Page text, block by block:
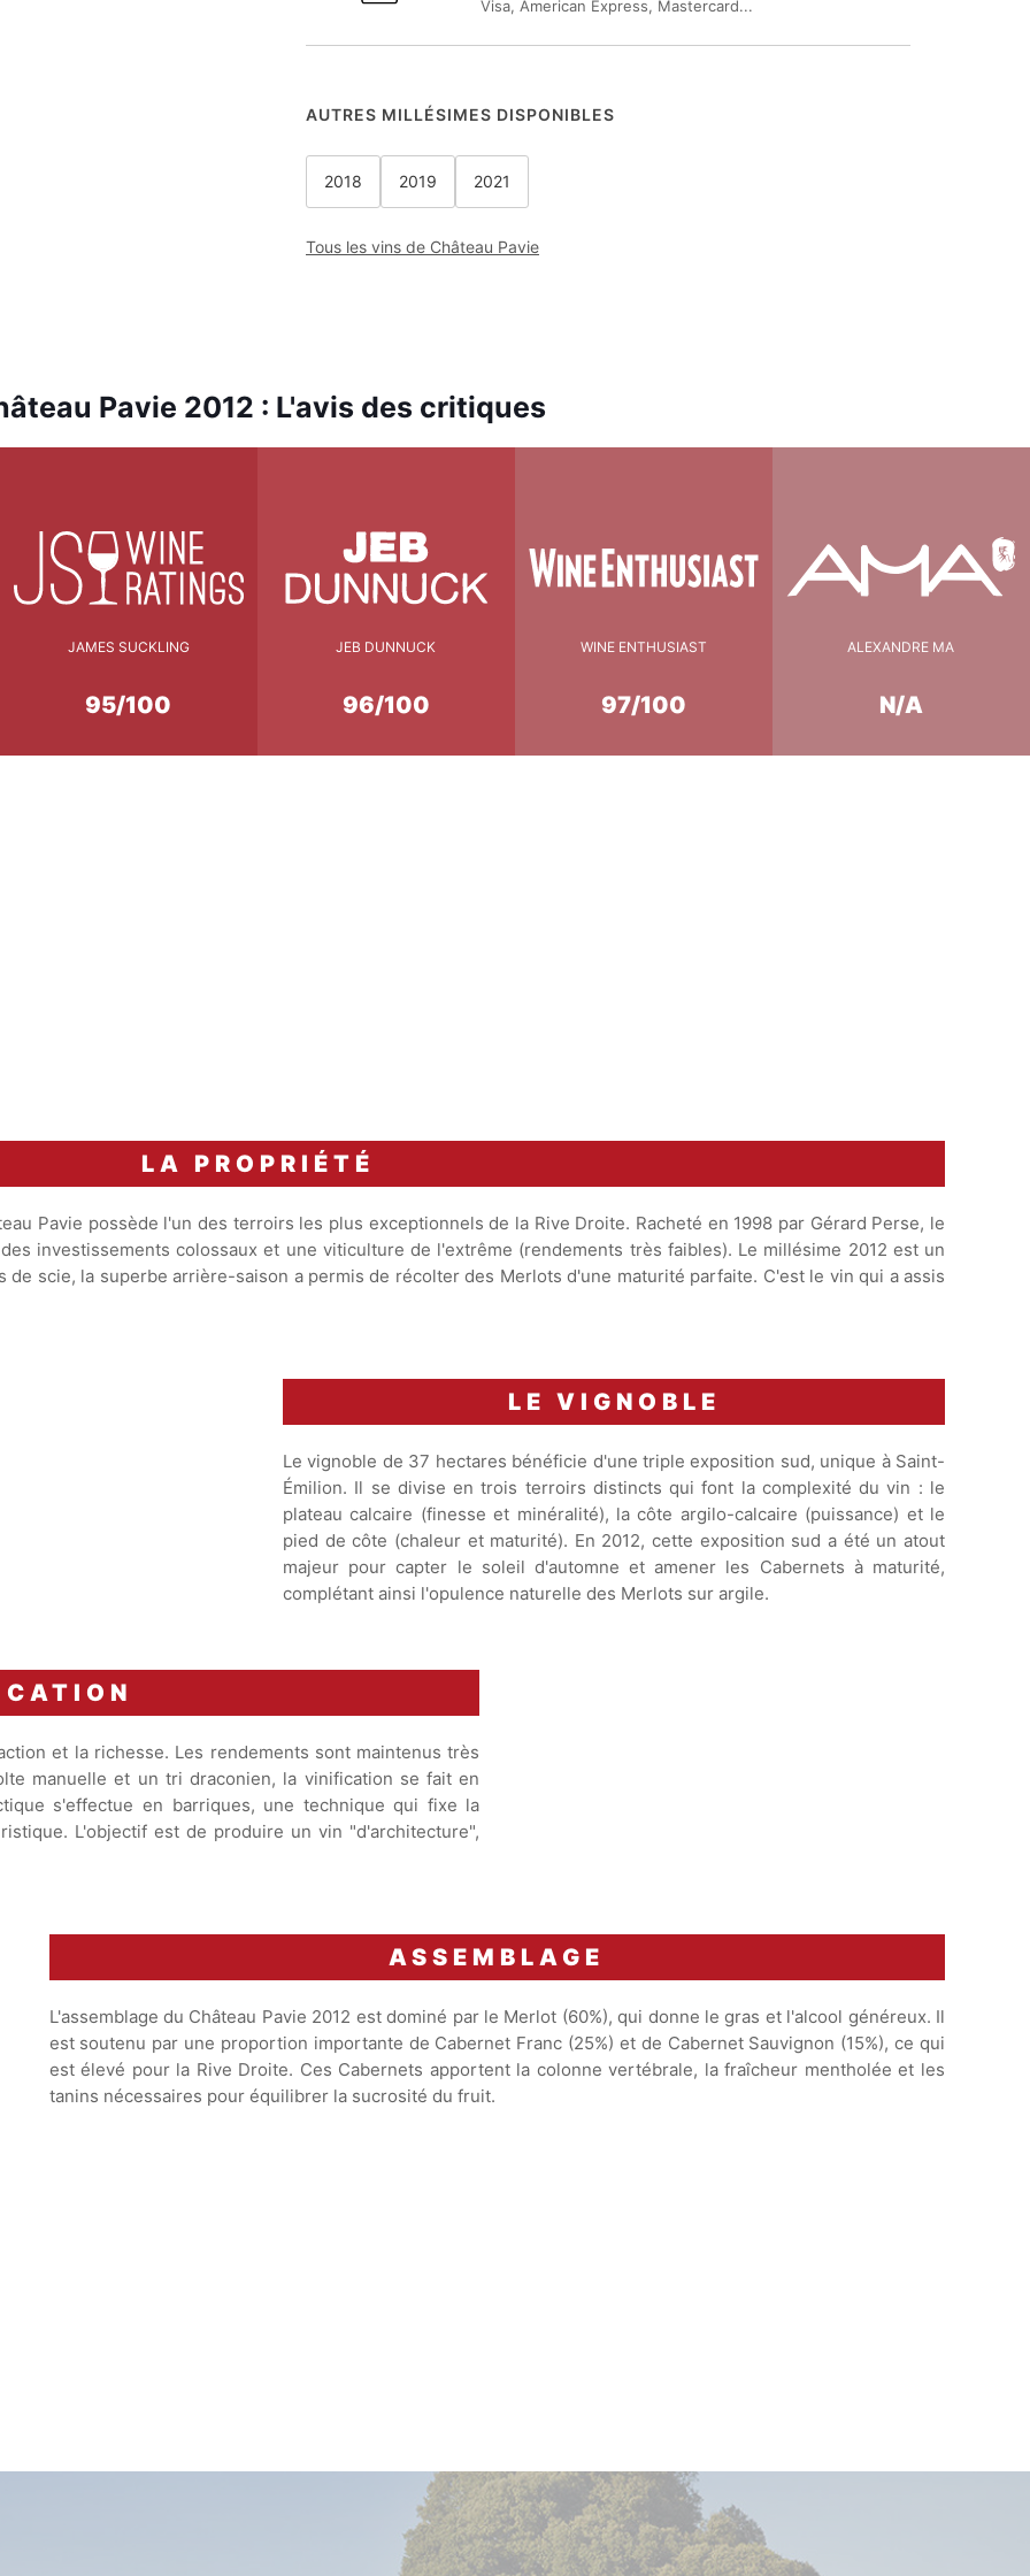
Visa, American Express, Mastercard...
AUTRES MILLÉSIMES DISPONIBLES
2018 2019 2021
Tous les vins de Château Pavie
Pavie 2012 : L'avis des critiques
JAMES SUCKLING
95/100
JEB DUNNUCK
96/100
WINE ENTHUSIAST
97/100
ALEXANDRE MA
N/A
LA PROPRIÉTÉ
Pavie possède l'un des terroirs les plus exceptionnels de la Rive Droite. Racheté en 1998 par Gérard Perse, le
investissements colossaux et une viticulture de l'extrême (rendements très faibles). Le millésime 2012 est un
scie, la superbe arrière-saison a permis de récolter des Merlots d'une maturité parfaite. C'est le vin qui a assis
LE VIGNOBLE
Le vignoble de 37 hectares bénéficie d'une triple exposition sud, unique à Saint-
Émilion. Il se divise en trois terroirs distincts qui font la complexité du vin : le
plateau calcaire (finesse et minéralité), la côte argilo-calcaire (puissance) et le
pied de côte (chaleur et maturité). En 2012, cette exposition sud a été un atout
majeur pour capter le soleil d'automne et amener les Cabernets à maturité,
complétant ainsi l'opulence naturelle des Merlots sur argile.
et la richesse. Les rendements sont maintenus très
manuelle et un tri draconien, la vinification se fait en
s'effectue en barriques, une technique qui fixe la
L'objectif est de produire un vin "d'architecture",
ASSEMBLAGE
L'assemblage du Château Pavie 2012 est dominé par le Merlot (60%), qui donne le gras et l'alcool généreux. Il
est soutenu par une proportion importante de Cabernet Franc (25%) et de Cabernet Sauvignon (15%), ce qui
est élevé pour la Rive Droite. Ces Cabernets apportent la colonne vertébrale, la fraîcheur mentholée et les
tanins nécessaires pour équilibrer la sucrosité du fruit.